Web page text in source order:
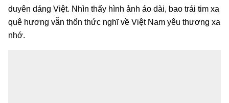
duyên dáng Việt. Nhìn thấy hình ảnh áo dài, bao trái tim xa
quê hương vẫn thổn thức nghĩ về Việt Nam yêu thương xa
nhớ.